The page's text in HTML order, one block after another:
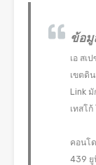
ข้อมู
เอ สเ
เขตดิ
Link
เทสโ
คอนโ
439 ยู